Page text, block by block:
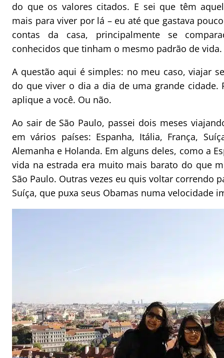
do que os valores citados. E sei que têm
mais para viver por lá – eu até que gastava
contas da casa, principalmente se
conhecidos que tinham o mesmo padrão de vida.
A questão aqui é simples: no meu caso, viajar
do que viver o dia a dia de uma grande cidade.
aplique a você. Ou não.
Ao sair de São Paulo, passei dois meses
em vários países: Espanha, Itália, França,
Alemanha e Holanda. Em alguns deles, como a
vida na estrada era muito mais barato do que
São Paulo. Outras vezes eu quis voltar correndo
Suíça, que puxa seus Obamas numa velocidade